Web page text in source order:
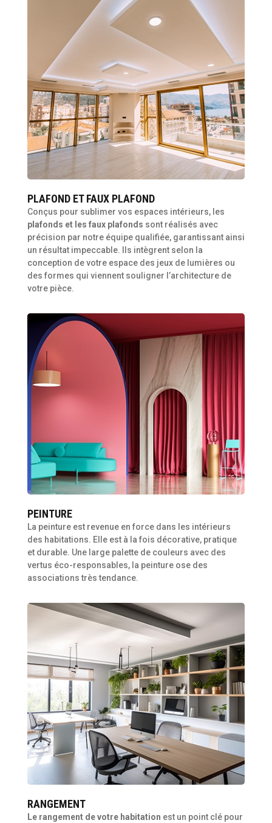
PLAFOND ET FAUX PLAFOND
Conçus pour sublimer vos espaces intérieurs, les
plafonds et les faux plafonds sont réalisés avec
précision par notre équipe qualifiée, garantissant ainsi
un résultat impeccable. Ils intègrent selon la
conception de votre espace des jeux de lumières ou
des formes qui viennent souligner l’architecture de
votre pièce.
PEINTURE
La peinture est revenue en force dans les intérieurs
des habitations. Elle est à la fois décorative, pratique
et durable. Une large palette de couleurs avec des
vertus éco-responsables, la peinture ose des
associations très tendance.
RANGEMENT
Le rangement de votre habitation est un point clé pour